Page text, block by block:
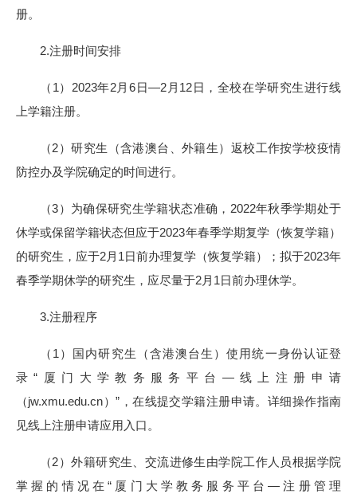
册。
2.注册时间安排
（1）2023年2月6日—2月12日，全校在学研究生进行线
上学籍注册。
（2）研究生（含港澳台、外籍生）返校工作按学校疫情
防控办及学院确定的时间进行。
（3）为确保研究生学籍状态准确，2022年秋季学期处于
休学或保留学籍状态但应于2023年春季学期复学（恢复学籍）
的研究生，应于2月1日前办理复学（恢复学籍）；拟于2023年
春季学期休学的研究生，应尽量于2月1日前办理休学。
3.注册程序
（1）国内研究生（含港澳台生）使用统一身份认证登
录“厦门大学教务服务平台—线上注册申请
（jw.xmu.edu.cn）”，在线提交学籍注册申请。详细操作指南
见线上注册申请应用入口。
（2）外籍研究生、交流进修生由学院工作人员根据学院
掌握的情况在“厦门大学教务服务平台—注册管理